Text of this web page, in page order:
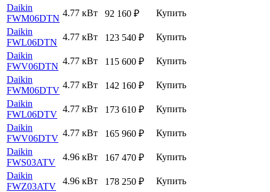
Daikin
FWM06DTN
4.77 кВт 92 160 ₽
Купить
Daikin
FWL06DTN
4.77 кВт 123 540 ₽
Купить
Daikin
FWV06DTN
4.77 кВт 115 600 ₽
Купить
Daikin
FWM06DTV
4.77 кВт 142 160 ₽
Купить
Daikin
FWL06DTV
4.77 кВт 173 610 ₽
Купить
Daikin
FWV06DTV
4.77 кВт 165 960 ₽
Купить
Daikin
FWS03ATV
4.96 кВт 167 470 ₽
Купить
Daikin
FWZ03ATV
4.96 кВт 178 250 ₽
Купить